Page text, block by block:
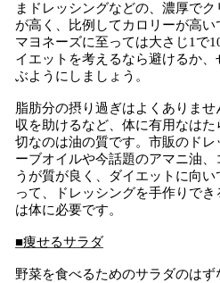
まドレッシングなどの、濃厚で
が高く、比例してカロリーが高い
マヨネーズに至っては大さじ1で
イエットを考えるなら避けるか
ぶようにしましょう。
脂肪分の摂り過ぎはよくありま
収を助けるなど、体に有用なは
切なのは油の質です。市販のドレ
ーブオイルや今話題のアマニ油
うが質が良く、ダイエットに向
って、ドレッシングを手作りで
は体に必要です。
■痩せるサラダ
野菜を食べるためのサラダのは